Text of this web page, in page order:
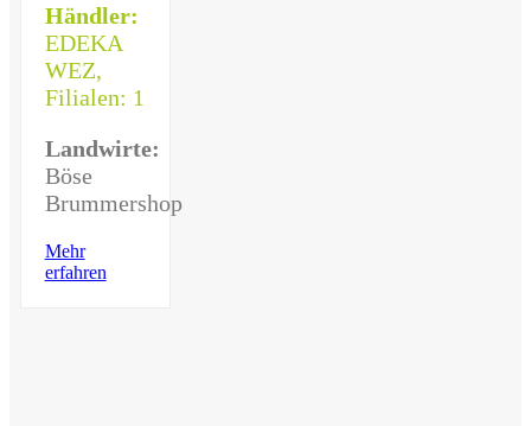
Händler:
EDEKA
WEZ,
Filialen: 1
Landwirte:
Böse
Brummershop
Mehr
erfahren